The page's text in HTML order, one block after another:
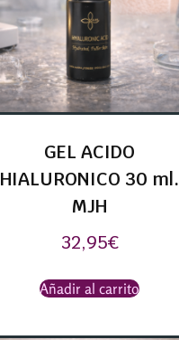
GEL ACIDO
HIALURONICO 30 ml.
MJH
32,95€
Añadir al carrito